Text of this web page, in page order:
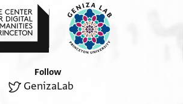
[[מלכת]] מעכשיו לבית דין נטרוהי
אלאשראף עלי הד[ה קד שעבדתי //
אלתי לי במדינת עכו דאכל אלחצן
אלתרכה ארבע אמות קרקע משיש לי
Follow
GenizaLab